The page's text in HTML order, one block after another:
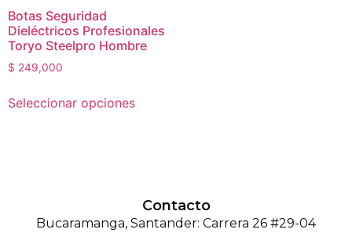
Botas Seguridad
Dieléctricos Profesionales
Toryo Steelpro Hombre
$ 249,000
Seleccionar opciones
Contacto
Bucaramanga, Santander: Carrera 26 #29-04